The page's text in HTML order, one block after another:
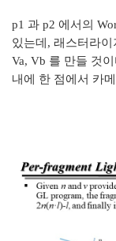
p1 과 p2 에서의
있는데, 래스터라
Va, Vb 를 만들 것
내에 한 점에서 카